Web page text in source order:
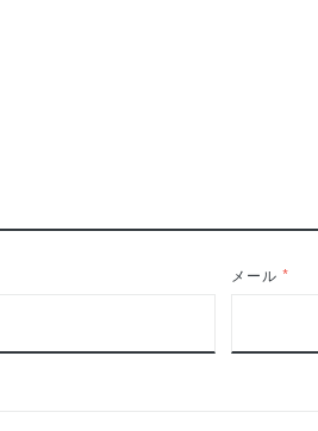
メール *